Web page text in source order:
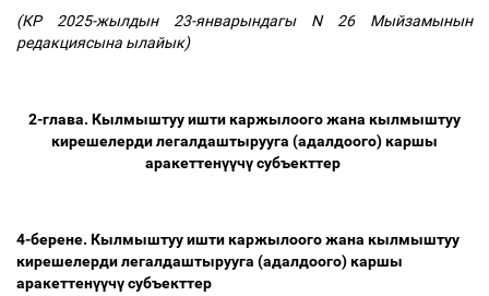
(КР 2025-жылдын 23-январындагы N 26Мыйзамынын
редакциясына ылайык)
2-глава. Кылмыштуу ишти каржылоого жана кылмыштуу
кирешелерди легалдаштырууга (адалдоого) каршы
аракеттенүүчүсубъекттер
4-берене. Кылмыштуу ишти каржылоого жана кылмыштуу
кирешелерди легалдаштырууга (адалдоого) каршы
аракеттенүүчүсубъекттер